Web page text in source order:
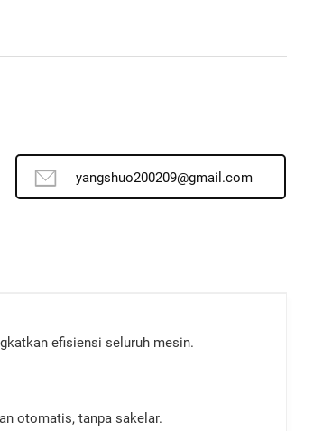
yangshuo200209@gmail.com
efisiensi seluruh mesin.
otomatis, tanpa sakelar.